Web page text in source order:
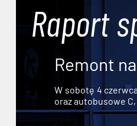
Raport
Remont
W sobotę 4
oraz autobusowe C,